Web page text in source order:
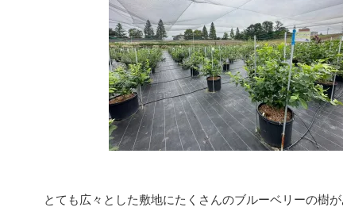
とても広々とした敷地にたくさんのブルーベリーの樹が